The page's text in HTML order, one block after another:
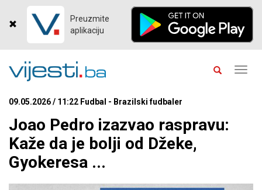
Preuzmite
aplikaciju
09.05.2026 / 11:22 Fudbal - Brazilski fudbaler
Joao Pedro izazvao raspravu:
Kaže da je bolji od Džeke,
Gyokeresa ...